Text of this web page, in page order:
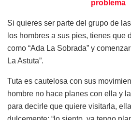
problema
Si quieres ser parte del grupo de
los hombres a sus pies, tienes que
como “Ada La Sobrada” y
La Astuta”.
Tuta es cautelosa con sus
hombre no hace planes con ella y
para decirle que quiere visitarla,